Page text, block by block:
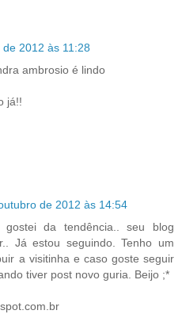
2012 às 11:28
ambrosio é lindo
já!!
de 2012 às 14:54
da tendência.. seu blog
Já estou seguindo. Tenho um
a visitinha e caso goste seguir
tiver post novo guria. Beijo ;*